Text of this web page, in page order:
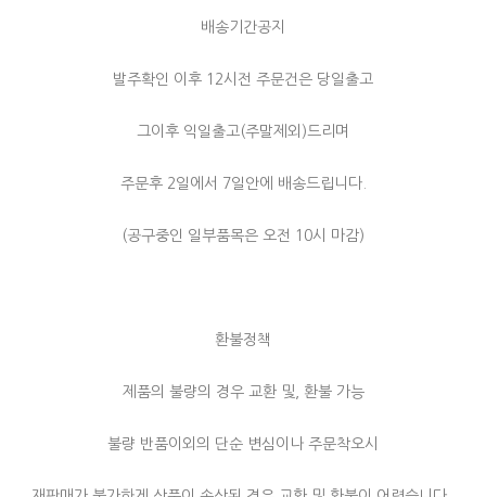
배송기간공지
발주확인 이후 12시전 주문건은 당일출고
그이후 익일출고(주말제외)드리며
주문후 2일에서 7일안에 배송드립니다.
(공구중인 일부품목은 오전 10시 마감)
환불정책
제품의 불량의 경우 교환 및, 환불 가능
불량 반품이외의 단순 변심이나 주문착오시